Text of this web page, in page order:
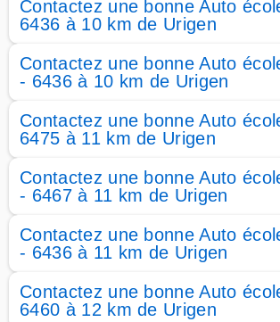
Contactez une bonne Auto
6436 à 10 km de Urigen
Contactez une bonne Auto
- 6436 à 10 km de Urigen
Contactez une bonne Auto
6475 à 11 km de Urigen
Contactez une bonne Auto
- 6467 à 11 km de Urigen
Contactez une bonne Auto
- 6436 à 11 km de Urigen
Contactez une bonne Auto
6460 à 12 km de Urigen